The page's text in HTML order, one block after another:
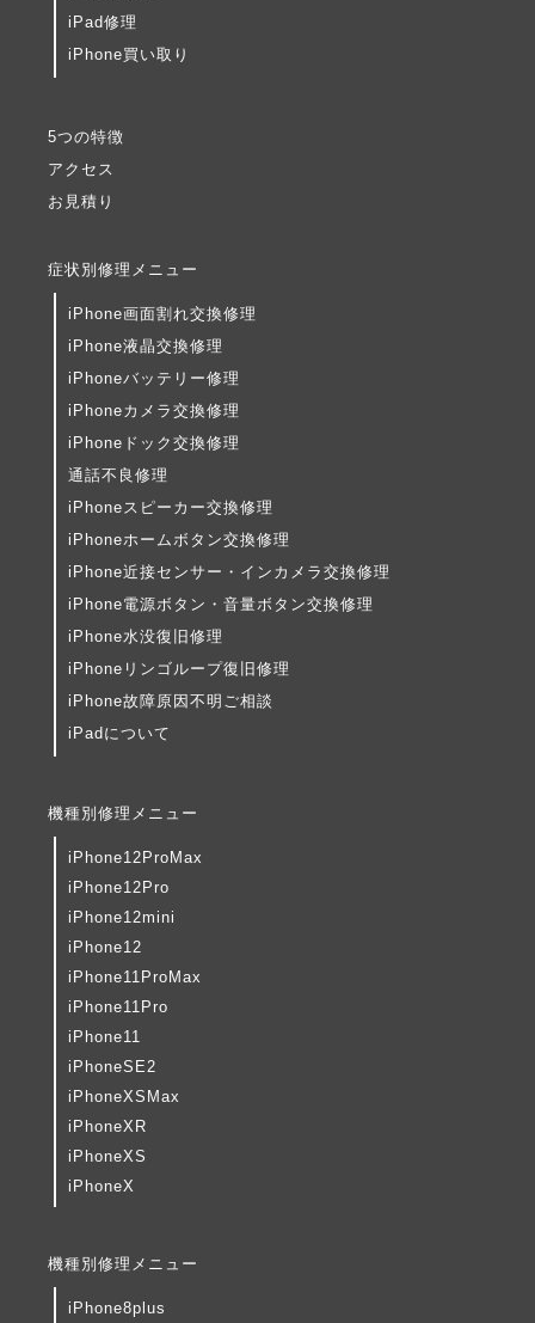
iPad修理
iPhone買い取り
5つの特徴
アクセス
お見積り
症状別修理メニュー
iPhone画面割れ交換修理
iPhone液晶交換修理
iPhoneバッテリー修理
iPhoneカメラ交換修理
iPhoneドック交換修理
通話不良修理
iPhoneスピーカー交換修理
iPhoneホームボタン交換修理
iPhone近接センサー・インカメラ交換修理
iPhone電源ボタン・音量ボタン交換修理
iPhone水没復旧修理
iPhoneリンゴループ復旧修理
iPhone故障原因不明ご相談
iPadについて
機種別修理メニュー
iPhone12ProMax
iPhone12Pro
iPhone12mini
iPhone12
iPhone11ProMax
iPhone11Pro
iPhone11
iPhoneSE2
iPhoneXSMax
iPhoneXR
iPhoneXS
iPhoneX
機種別修理メニュー
iPhone8plus